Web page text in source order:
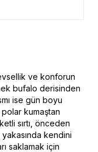
ve konforun
bufalo derisinden
ise gün boyu
kumaştan
sırtı, önceden
yakasında kendini
saklamak için